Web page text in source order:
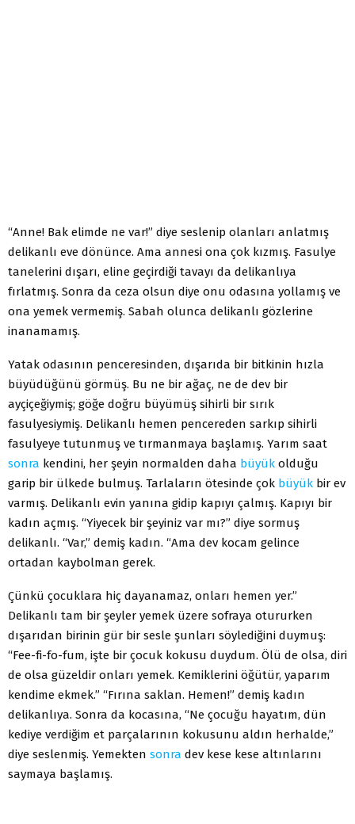
“Anne! Bak elimde ne var!” diye seslenip olanları anlatmış
delikanlı eve dönünce. Ama annesi ona çok kızmış. Fasulye
tanelerini dışarı, eline geçirdiği tavayı da delikanlıya
fırlatmış. Sonra da ceza olsun diye onu odasına yollamış ve
ona yemek vermemiş. Sabah olunca delikanlı gözlerine
inanamamış.
Yatak odasının penceresinden, dışarıda bir bitkinin hızla
büyüdüğünü görmüş. Bu ne bir ağaç, ne de dev bir
ayçiçeğiymiş; göğe doğru büyümüş sihirli bir sırık
fasulyesiymiş. Delikanlı hemen pencereden sarkıp sihirli
fasulyeye tutunmuş ve tırmanmaya başlamış. Yarım saat
sonra kendini, her şeyin normalden daha büyük olduğu
garip bir ülkede bulmuş. Tarlaların ötesinde çok büyük bir ev
varmış. Delikanlı evin yanına gidip kapıyı çalmış. Kapıyı bir
kadın açmış. “Yiyecek bir şeyiniz var mı?” diye sormuş
delikanlı. “Var,” demiş kadın. “Ama dev kocam gelince
ortadan kaybolman gerek.
Çünkü çocuklara hiç dayanamaz, onları hemen yer.”
Delikanlı tam bir şeyler yemek üzere sofraya otururken
dışarıdan birinin gür bir sesle şunları söylediğini duymuş:
“Fee-fi-fo-fum, işte bir çocuk kokusu duydum. Ölü de olsa, diri
de olsa güzeldir onları yemek. Kemiklerini öğütür, yaparım
kendime ekmek.” “Fırına saklan. Hemen!” demiş kadın
delikanlıya. Sonra da kocasına, “Ne çocuğu hayatım, dün
kediye verdiğim et parçalarının kokusunu aldın herhalde,”
diye seslenmiş. Yemekten sonra dev kese kese altınlarını
saymaya başlamış.